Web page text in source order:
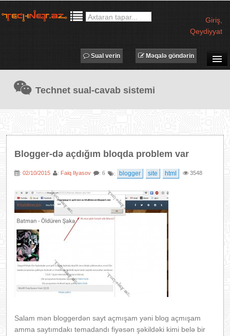
Giriş
Qeydiyyat
TECHNET TV
MƏQALƏLƏR
PROQRAMLAR
AVADANLIQLAR
IT LÜĞƏT
XƏBƏRLƏR
Məqalə göndərin
Sual verin
Technet sual-cavab sistemi
Blogger-də açdığım bloqda problem var
: 02/10/2015 : Faiq Ilyasov : 6 : blogger site html 3548
Salam mən bloggerdən sayt açmışam yəni blog açmışam
amma saytımdakı temadandı fiyəsən şəkildəki kimi belə bir